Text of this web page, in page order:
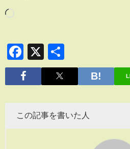
Facebook
X
有
この記事を書いた人